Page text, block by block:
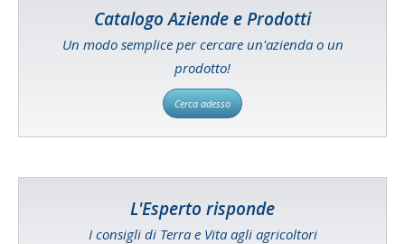
Catalogo Aziende e Prodotti
Un modo semplice per cercare un'azienda o un
prodotto!
Cerca adesso
L'Esperto risponde
I consigli di Terra e Vita agli agricoltori